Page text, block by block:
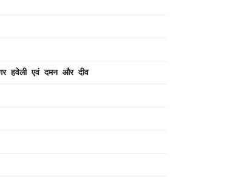
हवेली एवं दमन और दीव